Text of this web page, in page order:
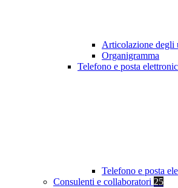
Articolazione degli
Organigramma
Telefono e posta
Telefono e posta
Consulenti e collaboratori 25